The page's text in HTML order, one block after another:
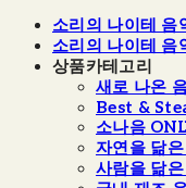
소리의 나이테 음
소리의 나이테 음
상품카테고리
새로 나온
Best &
소나음
자연을 닮
사람을 닮